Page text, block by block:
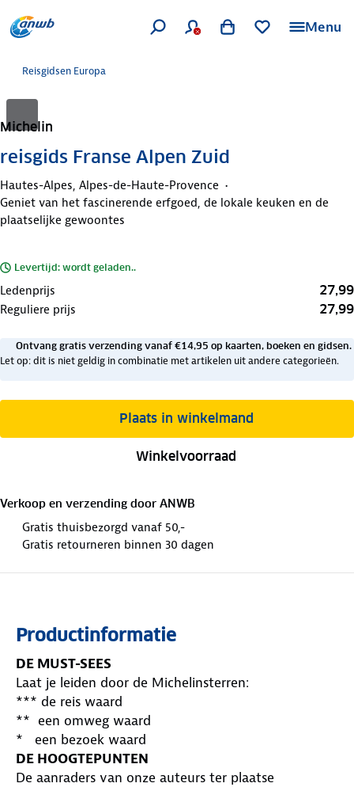
Menu
Reisgidsen Europa
Michelin
reisgids Franse Alpen Zuid
Hautes-Alpes, Alpes-de-Haute-Provence
Geniet van het fascinerende erfgoed, de lokale keuken en de
plaatselijke gewoontes
Levertijd: wordt geladen..
Ledenprijs 27,99
Reguliere prijs 27,99
Ontvang gratis verzending vanaf €14,95 op kaarten, boeken en gidsen.
Let op: dit is niet geldig in combinatie met artikelen uit andere categorieën.
Plaats in winkelmand
Winkelvoorraad
Verkoop en verzending door ANWB
Gratis thuisbezorgd vanaf 50,-
Gratis retourneren binnen 30 dagen
Productinformatie
DE MUST-SEES
Laat je leiden door de Michelinsterren:
*** de reis waard
** een omweg waard
* een bezoek waard
DE HOOGTEPUNTEN
De aanraders van onze auteurs ter plaatse